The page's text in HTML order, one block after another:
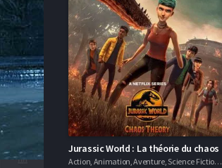
Jurassic World : La théorie du chaos
Action, Animation, Aventure, Science Fiction, Séries VF